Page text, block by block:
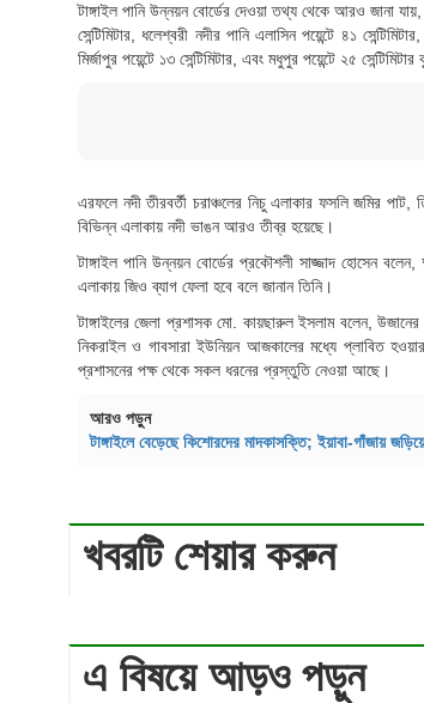
টাঙ্গাইল পানি উন্নয়ন বোর্ডের দেওয়া তথ্য থেকে আরও জানা যায়,
সেন্টিমিটার, ধলেশ্বরী নদীর পানি এলাসিন পয়েন্টে ৪১
মির্জাপুর পয়েন্টে ১৩ সেন্টিমিটার, এবং মধুপুর পয়েন্টে ২৫
এরফলে নদী তীরবর্তী চরাঞ্চলের নিচু এলাকার ফসলি জমির
বিভিন্ন এলাকায় নদী ভাঙন আরও তীব্র হয়েছে।
টাঙ্গাইল পানি উন্নয়ন বোর্ডের প্রকৌশলী সাজ্জাদ হোসেন
এলাকায় জিও ব্যাগ ফেলা হবে বলে জানান তিনি।
টাঙ্গাইলের জেলা প্রশাসক মো. কায়ছারুল ইসলাম বলেন,
নিকরাইল ও গাবসারা ইউনিয়ন আজকালের মধ্যে প্লাবিত
প্রশাসনের পক্ষ থেকে সকল ধরনের প্রস্তুতি নেওয়া আছে।
আরও পড়ুন
টাঙ্গাইলে বেড়েছে কিশোরদের মাদকাসক্তি; ইয়াবা-গাঁজায়
খবরটি শেয়ার করুন
এ বিষয়ে আড়ও পড়ুন